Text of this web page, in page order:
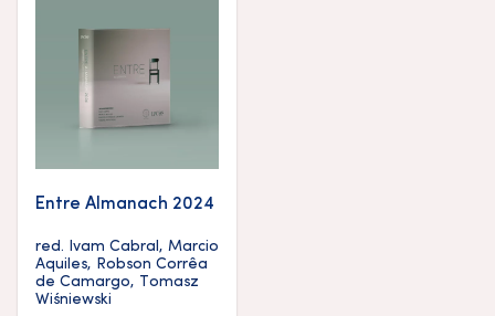
Entre Almanach 2024
red. Ivam Cabral, Marcio
Aquiles, Robson Corrêa
de Camargo, Tomasz
Wiśniewski